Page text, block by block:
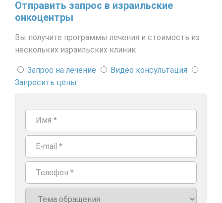
Отправить запрос в израильские
онкоцентры
Вы получите программы лечения и стоимость из
нескольких израильских клиник
Запрос на лечение
Видео консультация
Запросить цены